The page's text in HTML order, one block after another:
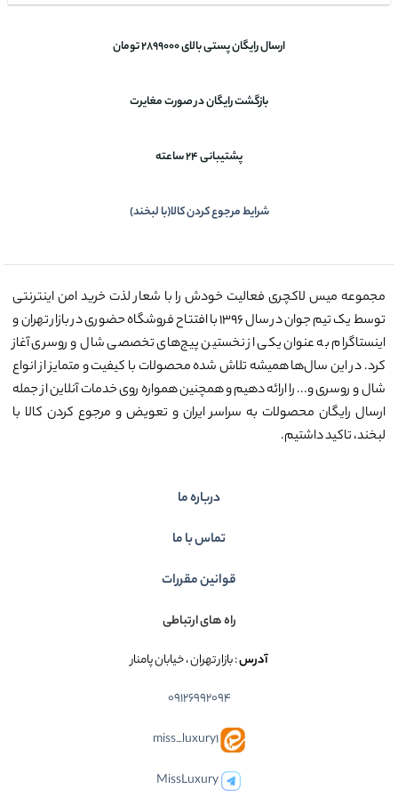
ارسال رایگان پستی بالای 2899000 تومان
بازگشت رایگان در صورت مغایرت
پشتیبانی 24 ساعته
شرایط مرجوع کردن کالا(با لبخند)
مجموعه میس لاکچری فعالیت خودش را با شعار لذت خرید امن اینترنتی
توسط یک تیم جوان در سال ۱۳۹۶ با افتتاح فروشگاه حضوری در بازار تهران و
اینستاگرام به عنوان یکی از نخستین پیج‌های تخصصی شال و روسری آغاز
کرد. در این سال‌ها همیشه تلاش شده محصولات با کیفیت و متمایز از انواع
شال و روسری و... را ارائه دهیم و همچنین همواره روی خدمات آنلاین از جمله
ارسال رایگان محصولات به سراسر ایران و تعویض و مرجوع کردن کالا با
لبخند، تاکید داشتیم.
درباره ما
تماس با ما
قوانین مقررات
راه های ارتباطی
آدرس: بازار تهران ، خیابان پامنار
09126992094
miss_luxury1
MissLuxury